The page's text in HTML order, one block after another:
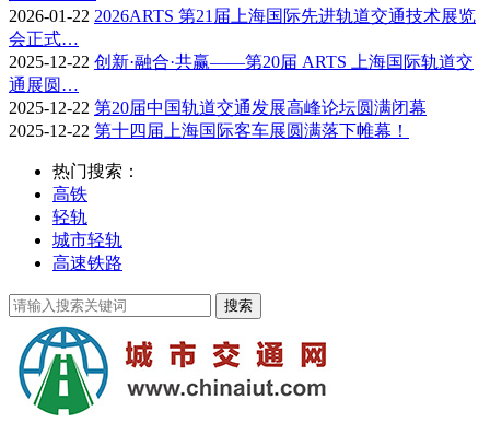
2026-01-22 2026ARTS 第21届上海国际先进轨道交通技术展览
会正式…
2025-12-22 创新·融合·共赢——第20届 ARTS 上海国际轨道交
通展圆…
2025-12-22 第20届中国轨道交通发展高峰论坛圆满闭幕
2025-12-22 第十四届上海国际客车展圆满落下帷幕！
热门搜索：
高铁
轻轨
城市轻轨
高速铁路